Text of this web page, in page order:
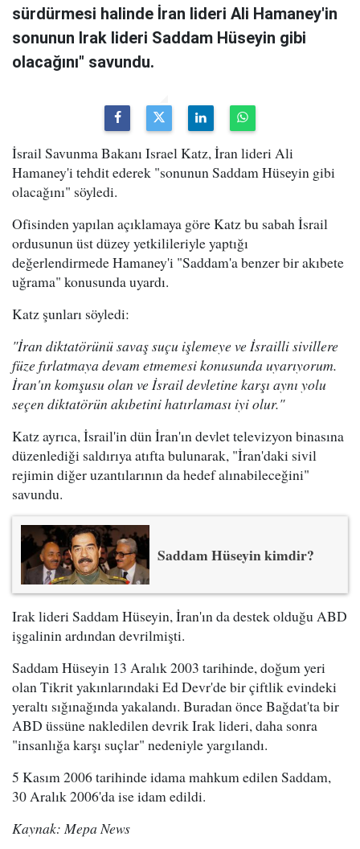
sürdürmesi halinde İran lideri Ali Hamaney'in
sonunun Irak lideri Saddam Hüseyin gibi
olacağını" savundu.
İsrail Savunma Bakanı Israel Katz, İran lideri Ali
Hamaney'i tehdit ederek "sonunun Saddam Hüseyin gibi
olacağını" söyledi.
Ofisinden yapılan açıklamaya göre Katz bu sabah İsrail
ordusunun üst düzey yetkilileriyle yaptığı
değerlendirmede Hamaney'i "Saddam'a benzer bir akıbete
uğrama" konusunda uyardı.
Katz şunları söyledi:
"İran diktatörünü savaş suçu işlemeye ve İsrailli sivillere
füze fırlatmaya devam etmemesi konusunda uyarıyorum.
İran'ın komşusu olan ve İsrail devletine karşı aynı yolu
seçen diktatörün akıbetini hatırlaması iyi olur."
Katz ayrıca, İsrail'in dün İran'ın devlet televizyon binasına
düzenlediği saldırıya atıfta bulunarak, "İran'daki sivil
rejimin diğer uzantılarının da hedef alınabileceğini"
savundu.
Saddam Hüseyin kimdir?
Irak lideri Saddam Hüseyin, İran'ın da destek olduğu ABD
işgalinin ardından devrilmişti.
Saddam Hüseyin 13 Aralık 2003 tarihinde, doğum yeri
olan Tikrit yakınlarındaki Ed Devr'de bir çiftlik evindeki
yeraltı sığınağında yakalandı. Buradan önce Bağdat'ta bir
ABD üssüne nakledilen devrik Irak lideri, daha sonra
"insanlığa karşı suçlar" nedeniyle yargılandı.
5 Kasım 2006 tarihinde idama mahkum edilen Saddam,
30 Aralık 2006'da ise idam edildi.
Kaynak: Mepa News